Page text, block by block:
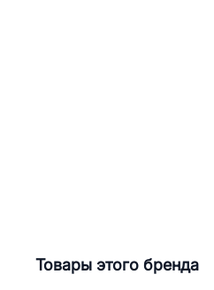
Товары этого бренда